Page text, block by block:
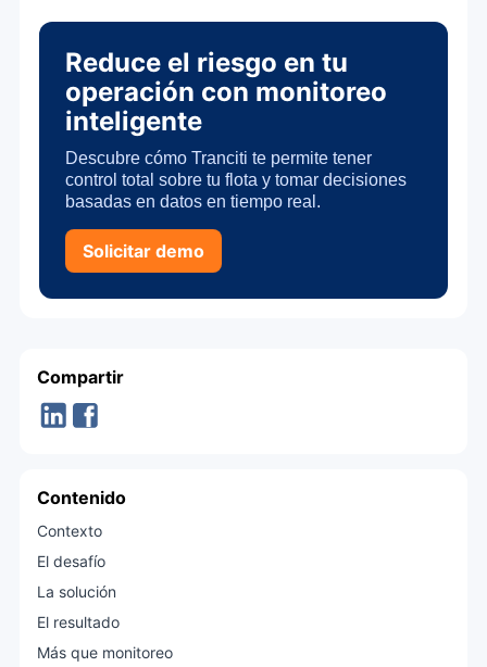
Reduce el riesgo en tu
operación con monitoreo
inteligente
Descubre cómo Tranciti te permite tener
control total sobre tu flota y tomar decisiones
basadas en datos en tiempo real.
Solicitar demo
Compartir
Contenido
Contexto
El desafío
La solución
El resultado
Más que monitoreo